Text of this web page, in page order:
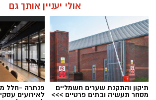
תגים:טיול
אולי יעניין אותך גם
תיקון והתקנת שערים חשמליים
מסחר תעשיה ובתים פרטיים >>>
פנתרה -חלל
לאירועים